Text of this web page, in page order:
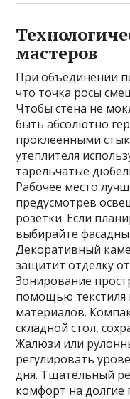
мастеров
При объединении
что точка росы
Чтобы стена не
быть абсолютно
проклеенными
утеплителя
тарельчатые
Рабочее место
предусмотрев
розетки. Если
выбирайте
Декоративный
защитит отделку
Зонирование
помощью текстиля
материалов.
складной стол,
Жалюзи или
регулировать
дня. Тщательный
комфорт на долгие